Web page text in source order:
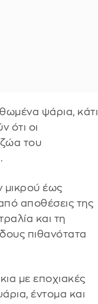
ψάρια, κάτι
ότι οι
ζώα του
μικρού έως
αποθέσεις της
και τη
πιθανότατα
με εποχιακές
έντομα και